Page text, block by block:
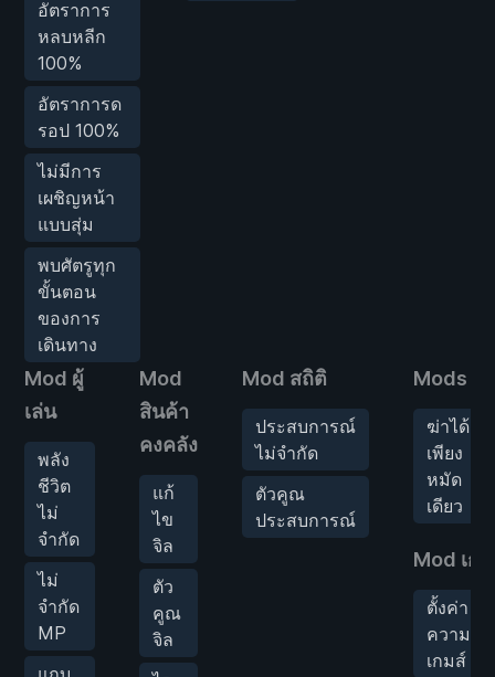
อัตราการ
หลบหลีก
100%
อัตราการด
รอป 100%
ไม่มีการ
เผชิญหน้า
แบบสุ่ม
พบศัตรูทุก
ขั้นตอน
ของการ
เดินทาง
Mod ผู้
เล่น
พลัง
ชีวิต
ไม่
จำกัด
ไม่
จำกัด
MP
Mod
สินค้า
คงคลัง
แก้
ไข
จิล
ตัว
คูณ
จิล
Mod สถิติ
ประสบการณ์
ไม่จำกัด
ตัวคูณ
ประสบการณ์
Mods ศั
ฆ่าได้
เพียง
หมัด
เดียว
Mod เกม
ตั้งค่า
ความเร็ว
เกมส์